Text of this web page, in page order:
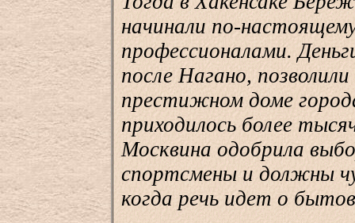
начинали по-
профессионалами.
после Нагано,
престижном доме
приходилось более
Москвина одобрила
спортсмены и должны
когда речь идет о